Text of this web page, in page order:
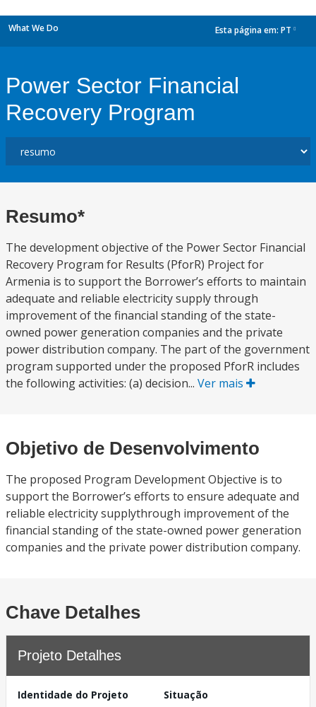
What We Do Esta página em: PT
Power Sector Financial
Recovery Program
Resumo*
The development objective of the Power Sector Financial
Recovery Program for Results (PforR) Project for
Armenia is to support the Borrower’s efforts to maintain
adequate and reliable electricity supply through
improvement of the financial standing of the state-
owned power generation companies and the private
power distribution company. The part of the government
program supported under the proposed PforR includes
the following activities: (a) decision... Ver mais
Objetivo de Desenvolvimento
The proposed Program Development Objective is to
support the Borrower’s efforts to ensure adequate and
reliable electricity supplythrough improvement of the
financial standing of the state-owned power generation
companies and the private power distribution company.
Chave Detalhes
Projeto Detalhes
Identidade do Projeto
Situação